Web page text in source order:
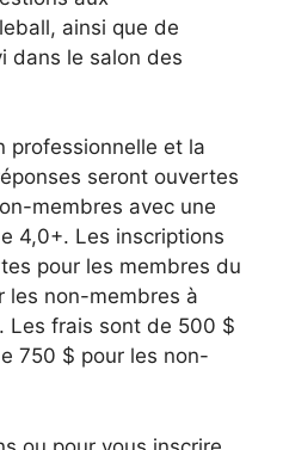
ainsi que de
dans le salon des
professionnelle et la
seront ouvertes
membres avec une
4,0+. Les inscriptions
pour les membres du
les non-membres à
Les frais sont de 500 $
750 $ pour les non-